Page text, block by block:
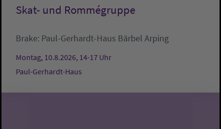
Skat- und Rommégruppe
Brake: Paul-Gerhardt-Haus Bärbel Arping
Montag, 10.8.2026, 14-17 Uhr
Paul-Gerhardt-Haus